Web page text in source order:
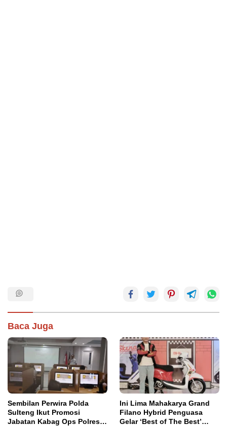
Baca Juga
Sembilan Perwira Polda
Sulteng Ikut Promosi
Jabatan Kabag Ops Polres
Ini Lima Mahakarya Grand
Filano Hybrid Penguasa
Gelar ‘Best of The Best’